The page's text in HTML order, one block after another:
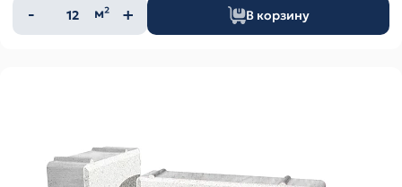
Количество
товара
м² В корзину